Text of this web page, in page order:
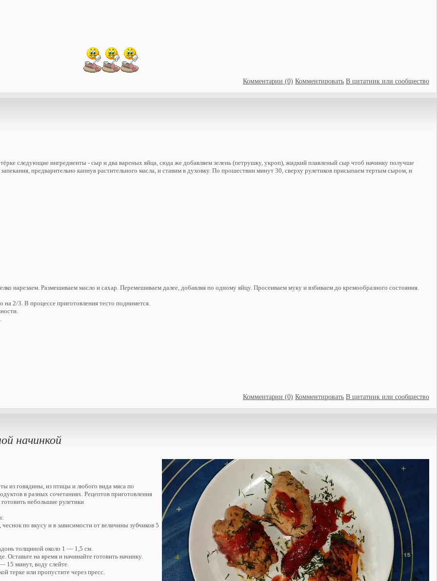
Комментарии (0) Комментировать В цитатник или сообщество
следующие ингредиенты - сыр и два вареных яйца, сюда же добавляем зелень (петрушку, укроп), жидкий плавленый сыр чтоб начинку получше
предварительно капнув растительного масла, и ставим в духовку. По прошествии минут 30, сверху рулетиков присыпаем тертым сыром, и
нарезаем. Размешиваем масло и сахар. Перемешиваем далее, добавляя по одному яйцу. Просеиваем муку и взбиваем до кремообразного состояния.
2/3. В процессе приготовления тесто поднимется.
Комментарии (0) Комментировать В цитатник или сообщество
начинкой
из говядины, из птицы и любого вида мяса по
в разных сочетаниях. Рецептов приготовления
небольшие рулетики
по вкусу и в зависимости от величины зубчиков 5
толщиной около 1 — 1,5 см.
на время и начинайте готовить начинку.
15 минут, воду слейте.
терке или пропустите через пресс.